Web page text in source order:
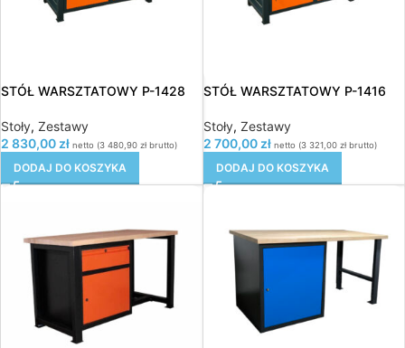
STÓŁ WARSZTATOWY P-1428
Stoły, Zestawy
2 830,00 zł netto (3 480,90 zł brutto)
DODAJ DO KOSZYKA
STÓŁ WARSZTATOWY P-1416
Stoły, Zestawy
2 700,00 zł netto (3 321,00 złbrutto)
DODAJ DO KOSZYKA